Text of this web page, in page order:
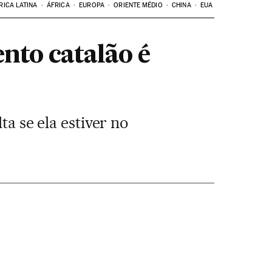
LATINA ÁFRICA EUROPA ORIENTE MÉDIO CHINA EUA
catalão é
se ela estiver no